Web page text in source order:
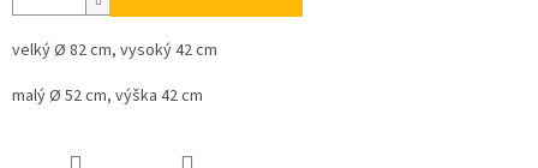
velký Ø 82 cm, vysoký 42 cm
malý Ø 52 cm, výška 42 cm